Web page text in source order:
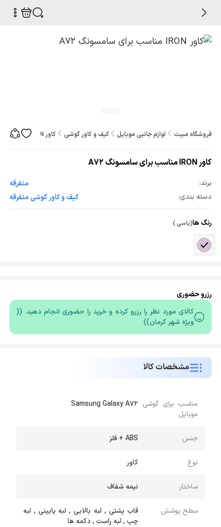
فروشگاه مبیت لوازم جانبی موبایل کیف و کاور گوشی کاور IRON مناسب برای سامسونگ A72
کاور IRON مناسب برای سامسونگ A72
برند:
متفرقه
دسته بندی:
کیف و کاور گوشی متفرقه
رنگ ها(یاسی )
رزرو حضوری
کالای مورد نظر را رزرو کرده و خرید را حضوری انجام دهید. ((
ویژه شهر کرمان))
مشخصات کالا
مناسب برای گوشی
موبایل
Samsung Galaxy A72
جنس ABS + فلز
نوع کاور
ساختار نیمه شفاف
سطح پوشش
قاب پشتی , لبه بالایی , لبه پایینی , لبه
چپ , لبه راست , دکمه ها